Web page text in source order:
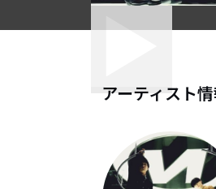
アーティスト